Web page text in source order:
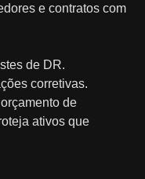
e contratos com
de DR.
corretivas.
de
ativos que